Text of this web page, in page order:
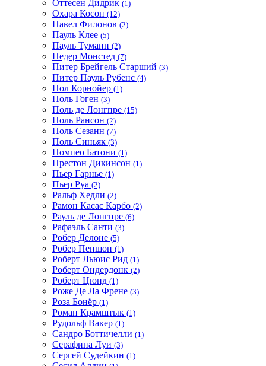
Оттесен Дидрик (1)
Охара Косон (12)
Павел Филонов (2)
Пауль Клее (5)
Пауль Туманн (2)
Педер Монстед (7)
Питер Брейгель Старший (3)
Питер Пауль Рубенс (4)
Пол Корнойер (1)
Поль Гоген (3)
Поль де Лонгпре (15)
Поль Рансон (2)
Поль Сезанн (7)
Поль Синьяк (3)
Помпео Батони (1)
Престон Дикинсон (1)
Пьер Гарнье (1)
Пьер Руа (2)
Ральф Хедли (2)
Рамон Касас Карбо (2)
Рауль де Лонгпре (6)
Рафаэль Санти (3)
Робер Делоне (5)
Робер Пеншон (1)
Роберт Льюис Рид (1)
Роберт Ондердонк (2)
Роберт Цюнд (1)
Роже Де Ла Френе (3)
Роза Бонёр (1)
Роман Крамштык (1)
Рудольф Вакер (1)
Сандро Боттичелли (1)
Серафина Луи (3)
Сергей Судейкин (1)